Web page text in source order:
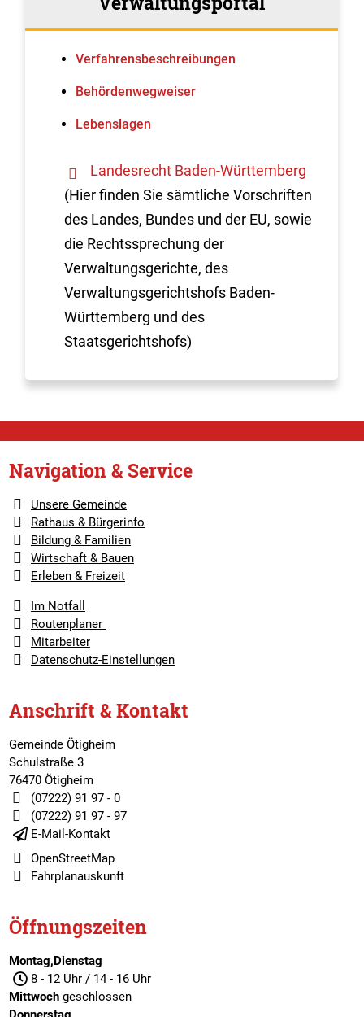
Verfahrens­beschreibungen
Behördenwegweiser
Lebenslagen
Landesrecht Baden-Württemberg
(Hier finden Sie sämtliche Vorschriften
des Landes, Bundes und der EU, sowie
die Rechtssprechung der
Verwaltungsgerichte, des
Verwaltungsgerichtshofs Baden-
Württemberg und des
Staatsgerichtshofs)
Navigation & Service
Unsere Gemeinde
Rathaus & Bürgerinfo
Bildung & Familien
Wirtschaft & Bauen
Erleben & Freizeit
Im Notfall
Routenplaner
Mitarbeiter
Datenschutz-Einstellungen
Anschrift & Kontakt
Gemeinde Ötigheim
Schulstraße 3
76470 Ötigheim
(07222) 91 97 - 0
(07222) 91 97 - 97
E-Mail-Kontakt
OpenStreetMap
Fahrplanauskunft
Öffnungszeiten
Montag,Dienstag
8 - 12 Uhr / 14 - 16 Uhr
Mittwochgeschlossen